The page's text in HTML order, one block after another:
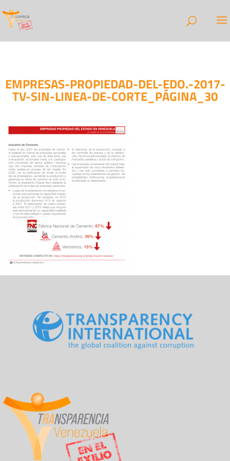
EMPRESAS-PROPIEDAD-DEL-EDO.-2017-
TV-SIN-LINEA-DE-CORTE_PÁGINA_30